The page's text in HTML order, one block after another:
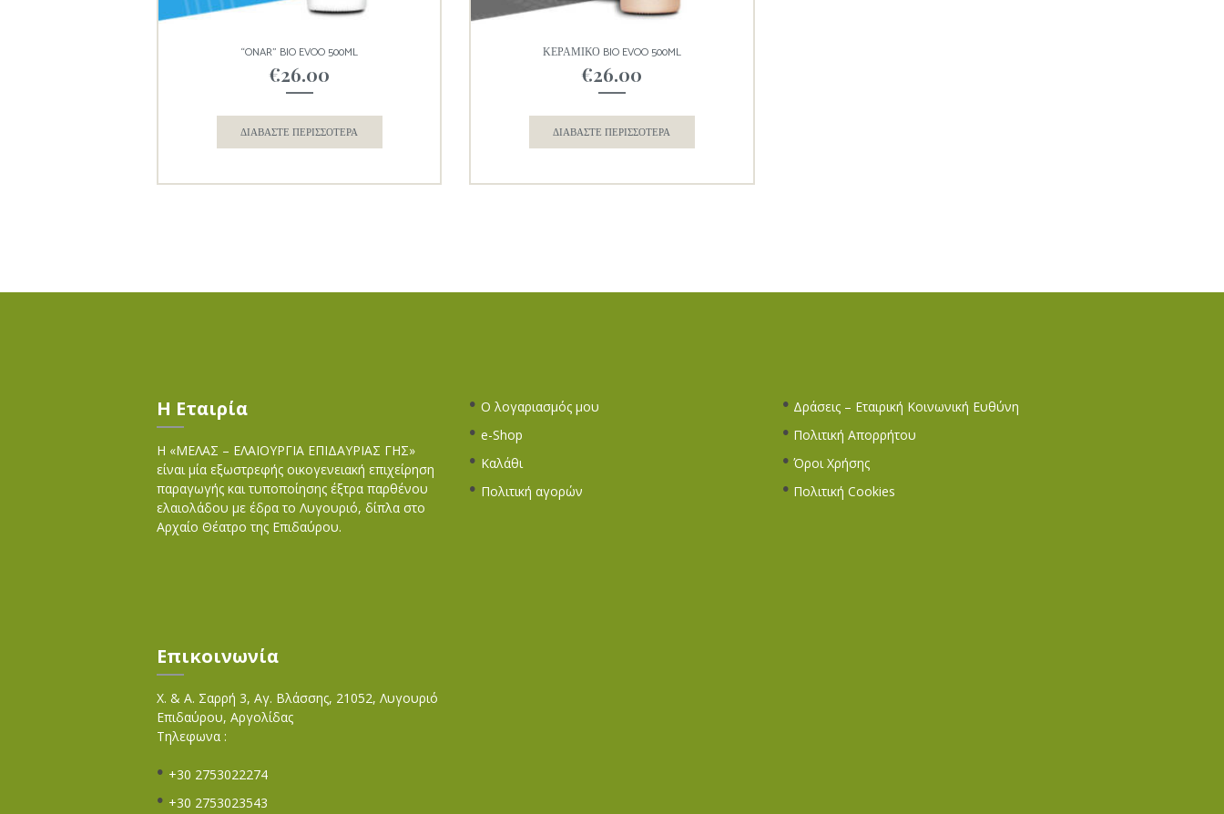
“ONAR” BIO EVOO 500ML
€26.00
ΔΙΑΒΆΣΤΕ ΠΕΡΙΣΣΌΤΕΡΑ
ΚΕΡΑΜΙΚΟ BIO EVOO 500ML
€26.00
ΔΙΑΒΆΣΤΕ ΠΕΡΙΣΣΌΤΕΡΑ
Η Εταιρία
Η «ΜΕΛΑΣ – ΕΛΑΙΟΥΡΓΙΑ ΕΠΙΔΑΥΡΙΑΣ ΓΗΣ»
είναι μία εξωστρεφής οικογενειακή επιχείρηση
παραγωγής και τυποποίησης έξτρα παρθένου
ελαιολάδου με έδρα το Λυγουριό, δίπλα στο
Αρχαίο Θέατρο της Επιδαύρου.
Ο λογαριασμός μου
e-Shop
Καλάθι
Πολιτική αγορών
Δράσεις – Εταιρική Κοινωνική Ευθύνη
Πολιτική Απορρήτου
Όροι Χρήσης
Πολιτική Cookies
Επικοινωνία
Χ. & Α. Σαρρή 3, Αγ. Βλάσσης, 21052, Λυγουριό
Επιδαύρου, Αργολίδας
Τηλεφωνα :
+30 2753022274
+30 2753023543